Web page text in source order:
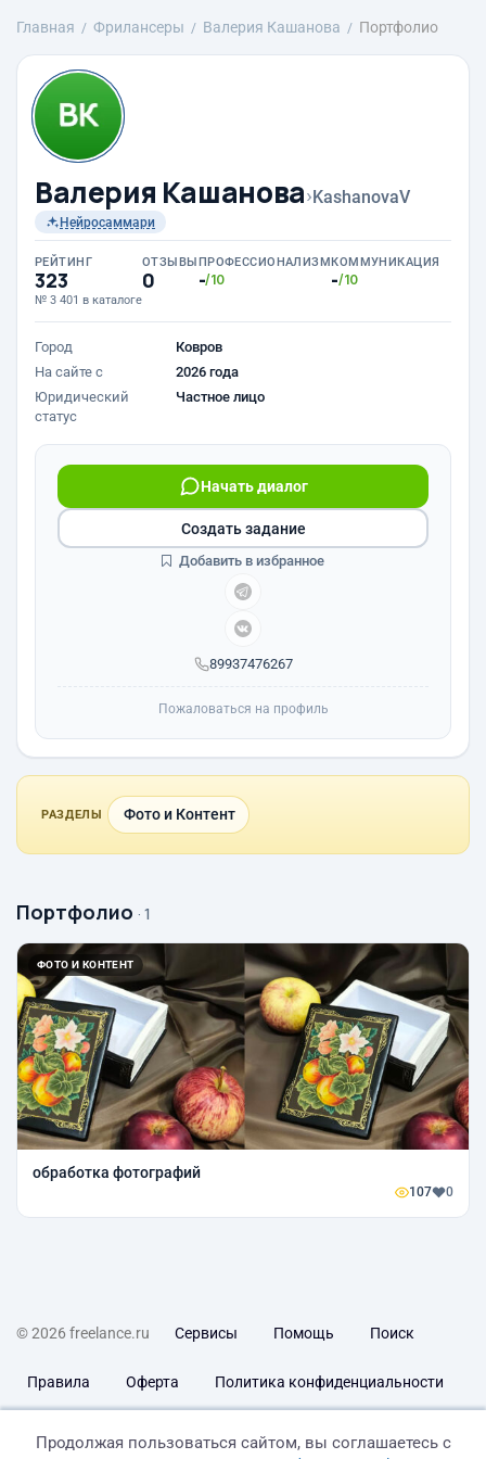
Главная Фрилансеры Валерия Кашанова Портфолио
Валерия Кашанова›KashanovaV
Нейросаммари
РЕЙТИНГ
323
№ 3 401 в каталоге
ОТЗЫВЫ
0
ПРОФЕССИОНАЛИЗМ
-/10
КОММУНИКАЦИЯ
-/10
Город
Ковров
На сайте с
2026 года
Юридический
статус
Частное лицо
89937476267
Начать диалог
Создать задание
Добавить в избранное
Пожаловаться на профиль
РАЗДЕЛЫ Фото и Контент
Портфолио · 1
ФОТО И КОНТЕНТ
обработка фотографий
107 0
© 2026 freelance.ru Сервисы Помощь Поиск
Правила Оферта Политика конфиденциальности
Продолжая пользоваться сайтом, вы соглашаетесь с